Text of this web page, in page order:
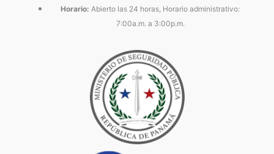
Horario: Abierto las 24 horas, Horario administrativo:
7:00a.m. a 3:00p.m.